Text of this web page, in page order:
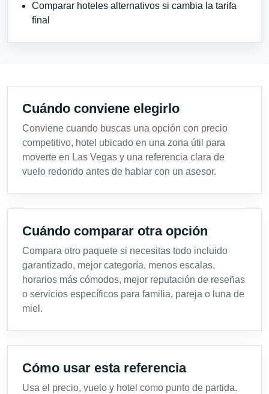
Comparar hoteles alternativos si cambia la tarifa
final
Cuándo conviene elegirlo
Conviene cuando buscas una opción con precio
competitivo, hotel ubicado en una zona útil para
moverte en Las Vegas y una referencia clara de
vuelo redondo antes de hablar con un asesor.
Cuándo comparar otra opción
Compara otro paquete si necesitas todo incluido
garantizado, mejor categoría, menos escalas,
horarios más cómodos, mejor reputación de reseñas
o servicios específicos para familia, pareja o luna de
miel.
Cómo usar esta referencia
Usa el precio, vuelo y hotel como punto de partida.